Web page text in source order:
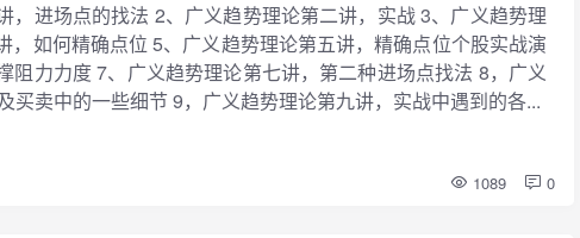
，进场点的找法 2、广义趋势理论第二讲，实战 3、广义趋势理
，如何精确点位 5、广义趋势理论第五讲，精确点位个股实战演
阻力力度 7、广义趋势理论第七讲，第二种进场点找法 8，广义
买卖中的一些细节 9，广义趋势理论第九讲，实战中遇到的各...
1089 0